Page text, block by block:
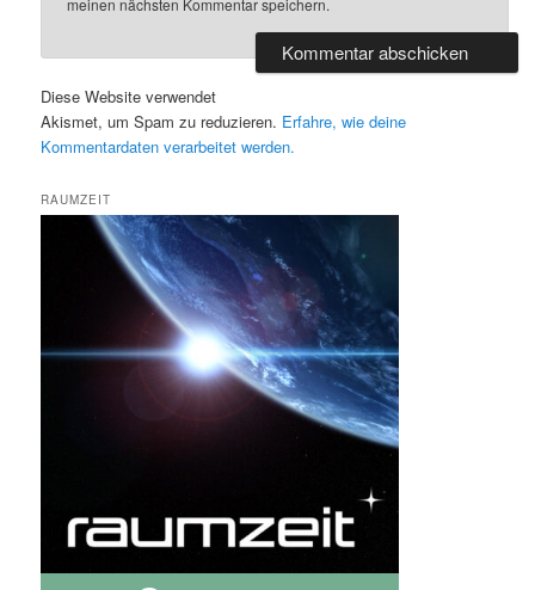
meinen nächsten Kommentar speichern.
Diese Website verwendet
Akismet, um Spam zu reduzieren. Erfahre, wie deine
Kommentardaten verarbeitet werden.
RAUMZEIT